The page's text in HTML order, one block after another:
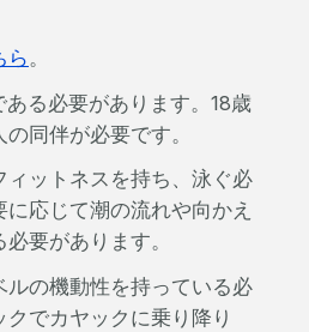
ら。
ある必要があります。18歳
同伴が必要です。
ィットネスを持ち、泳ぐ必
応じて潮の流れや向かえ
要があります。
ルの機動性を持っている必
でカヤックに乗り降り